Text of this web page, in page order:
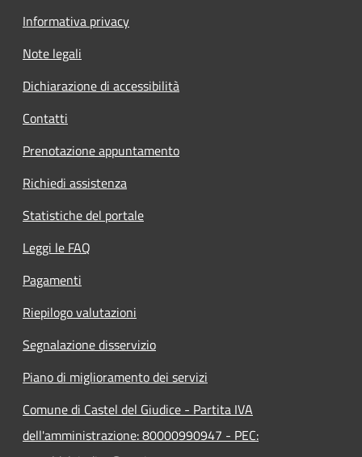
Informativa privacy
Note legali
Dichiarazione di accessibilità
Contatti
Prenotazione appuntamento
Richiedi assistenza
Statistiche del portale
Leggi le FAQ
Pagamenti
Riepilogo valutazioni
Segnalazione disservizio
Piano di miglioramento dei servizi
Comune di Castel del Giudice - Partita IVA
dell'amministrazione: 80000990947 - PEC: